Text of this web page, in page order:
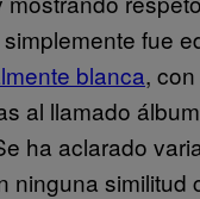
fue
blanca​,
al llamado
ha aclarado
ninguna similitud